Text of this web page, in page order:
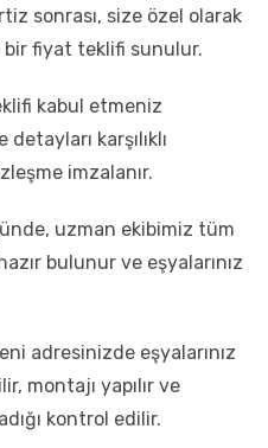
sonrası, size özel olarak
bir fiyat teklifi sunulur.
kabul etmeniz
karşılıklı
imzalanır.
uzman ekibimiz tüm
bulunur ve eşyalarınız
adresinizde eşyalarınız
montajı yapılır ve
kontrol edilir.